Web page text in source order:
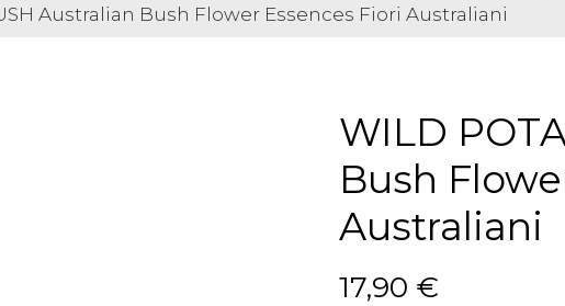
Australian Bush Flower Essences Fiori Australiani
WILD
Bush
Australiani
17,90 €